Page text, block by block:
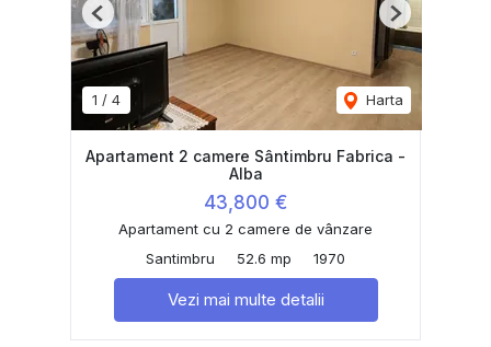
1 / 4 Harta
Previous Next
Apartament 2 camere Sântimbru Fabrica -
Alba
43,800 €
Apartament cu 2 camere de vânzare
Santimbru
52.6 mp 1970
Vezi mai multe detalii